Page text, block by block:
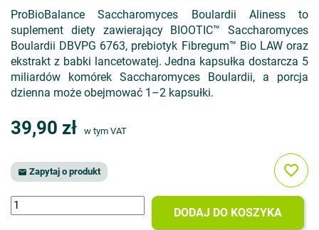
ProBioBalance Saccharomyces Boulardii Aliness to
suplement diety zawierający BIOOTIC™ Saccharomyces
Boulardii DBVPG 6763, prebiotyk Fibregum™ Bio LAW oraz
ekstrakt z babki lancetowatej. Jedna kapsułka dostarcza 5
miliardów komórek Saccharomyces Boulardii, a porcja
dzienna może obejmować 1–2 kapsułki.
39,90 zł w tym VAT
 Zapytaj o produkt
DODAJ DO KOSZYKA
favorite_border